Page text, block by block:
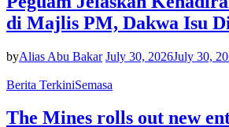
di Majlis PM, Dakwa Isu
byAlias Abu Bakar July 30, 2026July 30,
Berita TerkiniSemasa
The Mines rolls out new